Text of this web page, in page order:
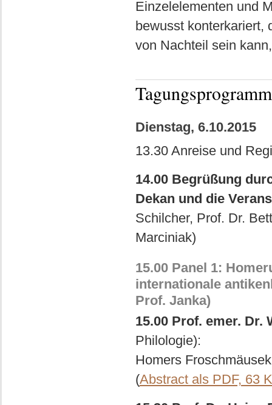
Einzelelementen und
bewusst konterkariert,
von Nachteil sein
Tagungsprogramm
Dienstag, 6.10.2015
13.30 Anreise und
14.00 Begrüßung
Dekan und die
Schilcher, Prof. Dr.
Marciniak)
15.00 Panel 1:
internationale
Prof. Janka)
15.00 Prof. emer. Dr.
Philologie):
Homers
(Abstract als PDF, 63